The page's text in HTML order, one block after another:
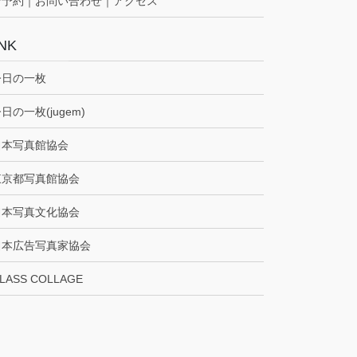
の一枚
の一枚(jugem)
本写真館協会
都写真館協会
本写真文化協会
本広告写真家協会
COLLAGE